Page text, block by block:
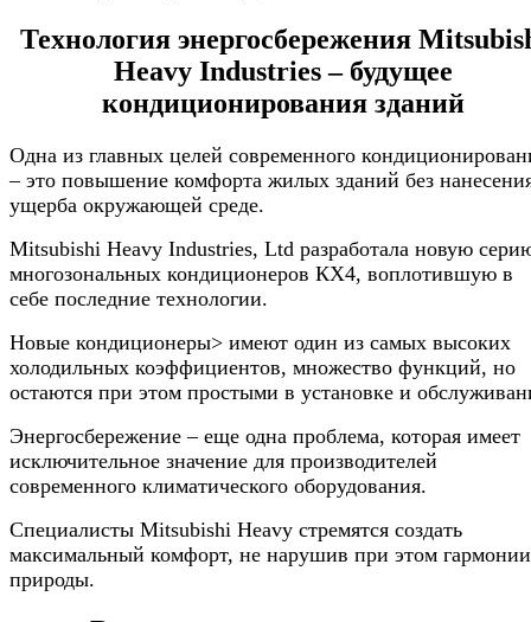
Технология энергосбережения
Heavy Industries – будущее
кондиционирования зданий
Одна из главных целей современного
– это повышение комфорта жилых зданий без
ущерба окружающей среде.
Mitsubishi Heavy Industries, Ltd разработала новую
многозональных кондиционеров КХ4, воплотившую в
себе последние технологии.
Новые кондиционеры> имеют один из самых высоких
холодильных коэффициентов, множество функций, но
остаются при этом простыми в установке и
Энергосбережение – еще одна проблема, которая имеет
исключительное значение для производителей
современного климатического оборудования.
Специалисты Mitsubishi Heavy стремятся создать
максимальный комфорт, не нарушив при этом гармонии
природы.